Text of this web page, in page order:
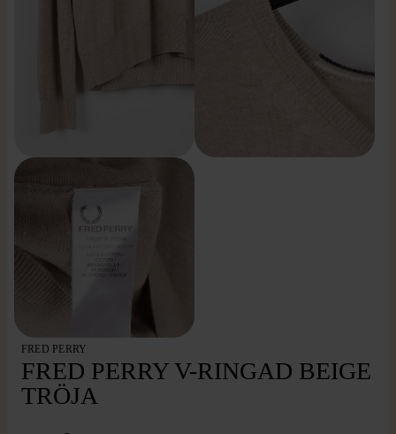
FRED PERRY
FRED PERRY V-RINGAD BEIGE
TRÖJA